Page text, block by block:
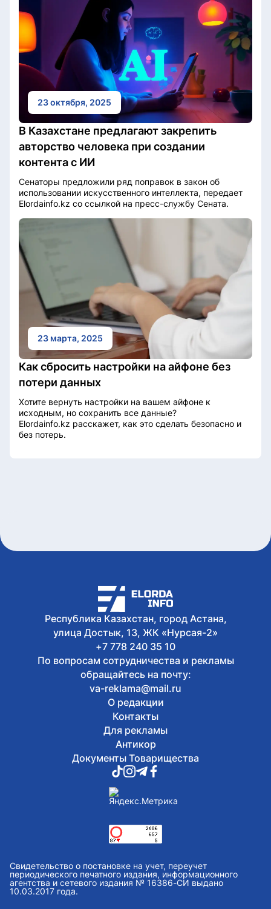
23 октября, 2025
В Казахстане предлагают закрепить
авторство человека при создании
контента с ИИ
Сенаторы предложили ряд поправок в закон об
использовании искусственного интеллекта, передает
Elordainfo.kz со ссылкой на пресс-службу Сената.
23 марта, 2025
Как сбросить настройки на айфоне без
потери данных
Хотите вернуть настройки на вашем айфоне к
исходным, но сохранить все данные?
Elordainfo.kz расскажет, как это сделать безопасно и
без потерь.
Республика Казахстан, город Астана,
улица Достык, 13, ЖК «Нурсая-2»
+7 778 240 35 10
По вопросам сотрудничества и рекламы
обращайтесь на почту:
va-reklama@mail.ru
О редакции
Контакты
Для рекламы
Антикор
Документы Товарищества
Свидетельство о постановке на учет, переучет
периодического печатного издания, информационного
агентства и сетевого издания № 16386-СИ выдано
10.03.2017 года.